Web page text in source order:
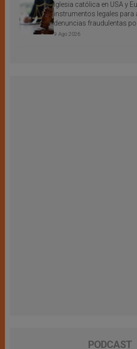
Iglesia católica en USA y
instrumentos legales para
denuncias fraudulentas
9 Ago 2026
PODCAST